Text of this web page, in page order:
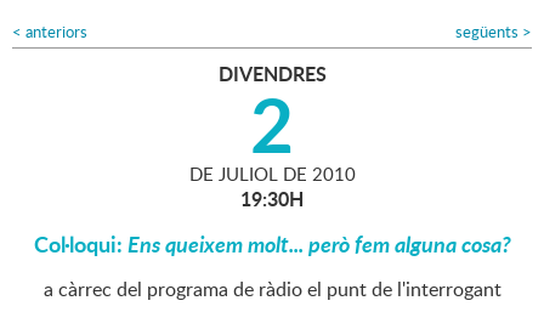
< anteriors següents >
DIVENDRES
2
DE JULIOL DE 2010
19:30H
Col·loqui:Ens queixem molt... però fem alguna cosa?
a càrrec del programa de ràdio el punt de l'interrogant